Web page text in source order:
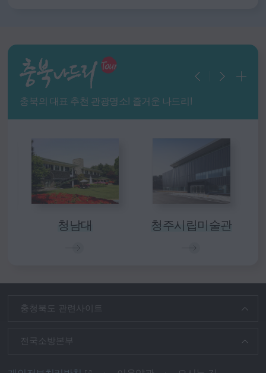
충북의 대표 추천 관광명소! 즐거운 나드리!
청남대 청주시립미술관
충청북도 관련사이트
전국소방본부